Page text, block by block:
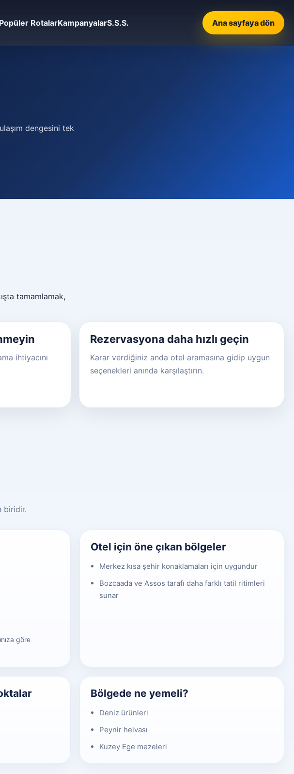
Popüler RotalarKampanyalarS.S.S. Ana sayfaya dön
dengesini tek
tamamlamak,
ihtiyacını
Rezervasyona daha hızlı geçin
Karar verdiğiniz anda otel aramasına gidip uygun
seçenekleri anında karşılaştırın.
biridir.
göre
Otel için öne çıkan bölgeler
Merkez kısa şehir konaklamaları için uygundur
Bozcaada ve Assos tarafı daha farklı tatil ritimleri
sunar
Bölgede ne yemeli?
Deniz ürünleri
Peynir helvası
Kuzey Ege mezeleri